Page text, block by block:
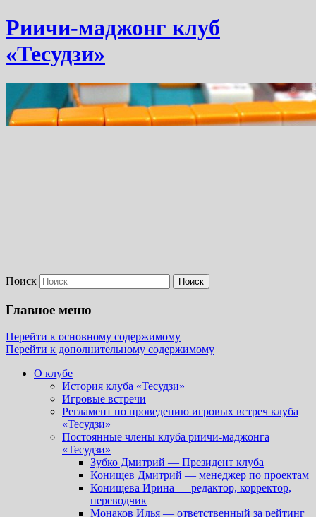
Риичи-маджонг клуб
«Тесудзи»
Поиск
Главное меню
Перейти к основному содержимому
Перейти к дополнительному содержимому
О клубе
История клуба «Тесудзи»
Игровые встречи
Регламент по проведению игровых встреч клуба
«Тесудзи»
Постоянные члены клуба риичи-маджонга
«Тесудзи»
Зубко Дмитрий — Президент клуба
Конищев Дмитрий — менеджер по проектам
Конищева Ирина — редактор, корректор,
переводчик
Монаков Илья — ответственный за рейтинг